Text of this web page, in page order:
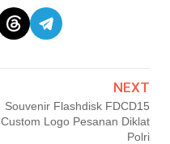
NEXT
Souvenir Flashdisk FDCD15
Custom Logo Pesanan Diklat
Polri